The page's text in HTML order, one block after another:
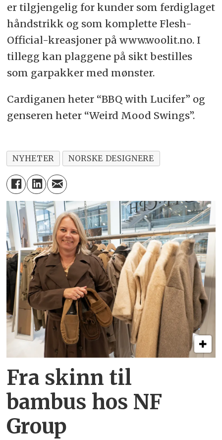
er tilgjengelig for kunder som ferdiglaget
håndstrikk og som komplette Flesh-
Official-kreasjoner på www.woolit.no. I
tillegg kan plaggene på sikt bestilles
som garpakker med mønster.
Cardiganen heter “BBQ with Lucifer” og
genseren heter “Weird Mood Swings”.
NYHETER NORSKE DESIGNERE
Fra skinn til
bambus hos NF
Group